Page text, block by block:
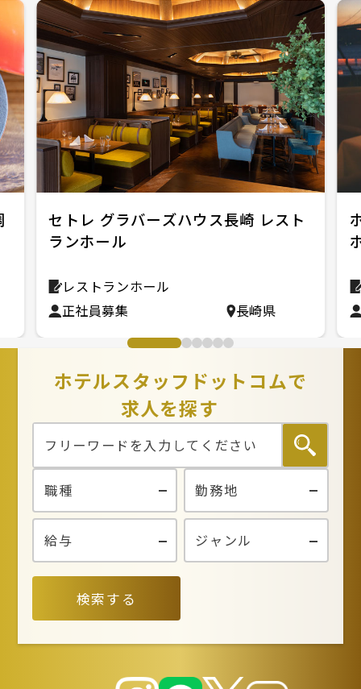
セトレ グラバーズハウス長崎 レスト
ランホール
レストランホール
正社員募集
長崎県
ホテルスタッフドットコムで
求人を探す
検索する